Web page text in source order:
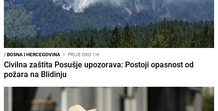
/BOSNA I HERCEGOVINA I PRIJE OKO 1H
Civilna zaštita Posušje upozorava: Postoji opasnost od
požara na Blidinju